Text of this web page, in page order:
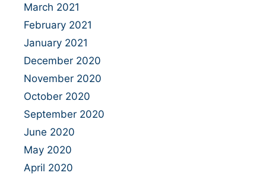
March 2021
February 2021
January 2021
December 2020
November 2020
October 2020
September 2020
June 2020
May 2020
April 2020